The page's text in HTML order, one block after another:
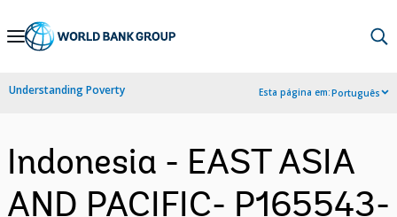
Skip
Navigation
Understanding Poverty Esta página em:Português
Indonesia - EAST ASIA
AND PACIFIC- P165543-